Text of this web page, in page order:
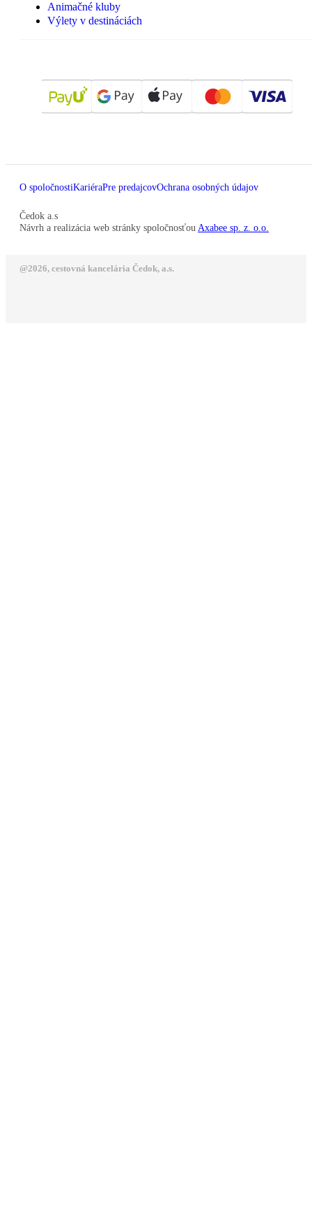
Animačné kluby
Výlety v destináciách
O spoločnostiKariéraPre predajcovOchrana osobných údajov
Čedok a.s
Návrh a realizácia web stránky spoločnosťou Axabee sp. z. o.o.
@2026, cestovná kancelária Čedok, a.s.